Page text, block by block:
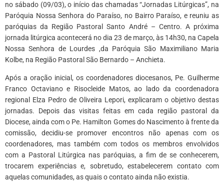
no sábado (09/03), o início das chamadas “Jornadas Litúrgicas”, na
Paróquia Nossa Senhora do Paraíso, no Bairro Paraíso, e reuniu as
paróquias da Região Pastoral Santo André – Centro. A próxima
jornada litúrgica acontecerá no dia 23 de março, às 14h30, na Capela
Nossa Senhora de Lourdes ,da Paróquia São Maximiliano Maria
Kolbe, na Região Pastoral São Bernardo – Anchieta.
Após a oração inicial, os coordenadores diocesanos, Pe. Guilherme
Franco Octaviano e Risocleide Matos, ao lado da coordenadora
regional Elza Pedro de Oliveira Lepori, explicaram o objetivo destas
jornadas. Depois das visitas feitas em cada região pastoral da
Diocese, ainda com o Pe. Hamilton Gomes do Nascimento à frente da
comissão, decidiu-se promover encontros não apenas com os
coordenadores, mas também com todos os membros envolvidos
com a Pastoral Litúrgica nas paróquias, a fim de se conhecerem,
trocarem experiências e, sobretudo, estabelecerem contato com
aquelas comunidades, as quais o contato ainda não existia.